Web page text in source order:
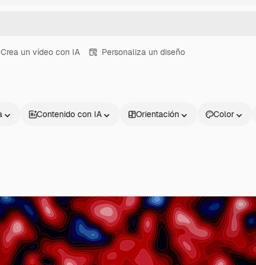
Crea un vídeo con IA Personaliza un diseño
Contenido con IA Orientación Color
Productos Información